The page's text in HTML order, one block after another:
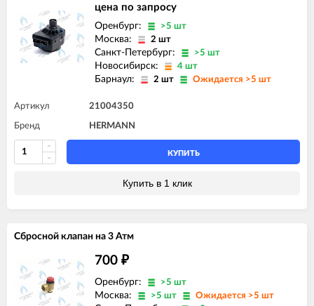
цена по запросу
Оренбург: >5 шт
Москва: 2 шт
Санкт-Петербург: >5 шт
Новосибирск: 4 шт
Барнаул: 2 шт Ожидается >5 шт
Артикул 21004350
Бренд HERMANN
КУПИТЬ
Купить в 1 клик
Сбросной клапан на 3 Атм
700 ₽
Оренбург: >5 шт
Москва: >5 шт Ожидается >5 шт